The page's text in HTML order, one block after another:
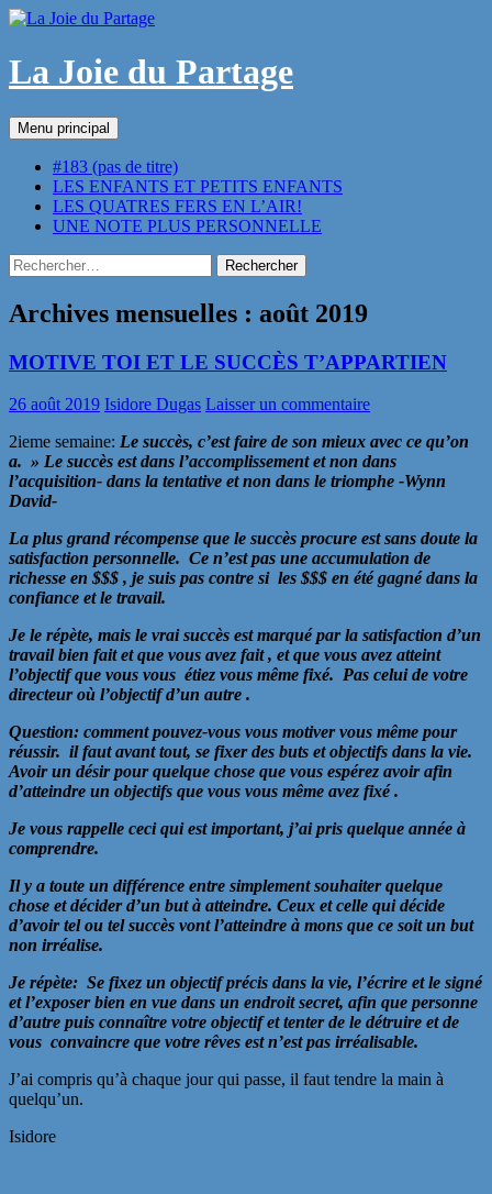
Aller
contenu
La Joie du Partage
Recherche
Menu principal
#183 (pas de titre)
LES ENFANTS ET PETITS ENFANTS
LES QUATRES FERS EN L’AIR!
UNE NOTE PLUS PERSONNELLE
Rechercher :
Archives mensuelles : août 2019
MOTIVE TOI ET LE SUCCÈS T’APPARTIEN
26 août 2019 Isidore Dugas Laisser un commentaire
2ieme semaine: Le succès, c’est faire de son mieux avec ce qu’on
a. » Le succès est dans l’accomplissement et non dans
l’acquisition- dans la tentative et non dans le triomphe -Wynn
David-
La plus grand récompense que le succès procure est sans doute la
satisfaction personnelle. Ce n’est pas une accumulation de
richesse en $$$ , je suis pas contre si les $$$ en été gagné dans la
confiance et le travail.
Je le répète, mais le vrai succès est marqué par la satisfaction d’un
travail bien fait et que vous avez fait , et que vous avez atteint
l’objectif que vous vous étiez vous même fixé. Pas celui de votre
directeur où l’objectif d’un autre .
Question: comment pouvez-vous vous motiver vous même pour
réussir. il faut avant tout, se fixer des buts et objectifs dans la vie.
Avoir un désir pour quelque chose que vous espérez avoir afin
d’atteindre un objectifs que vous vous même avez fixé .
Je vous rappelle ceci qui est important, j’ai pris quelque année à
comprendre.
Il y a toute un différence entre simplement souhaiter quelque
chose et décider d’un but à atteindre. Ceux et celle qui décide
d’avoir tel ou tel succès vont l’atteindre à mons que ce soit un but
non irréalise.
Je répète: Se fixez un objectif précis dans la vie, l’écrire et le signé
et l’exposer bien en vue dans un endroit secret, afin que personne
d’autre puis connaître votre objectif et tenter de le détruire et de
vous convaincre que votre rêves est n’est pas irréalisable.
J’ai compris qu’à chaque jour qui passe, il faut tendre la main à
quelqu’un.
Isidore